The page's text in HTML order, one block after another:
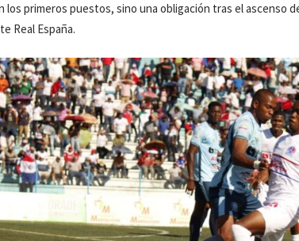
los primeros puestos, sino una obligación tras el ascenso
Real España.